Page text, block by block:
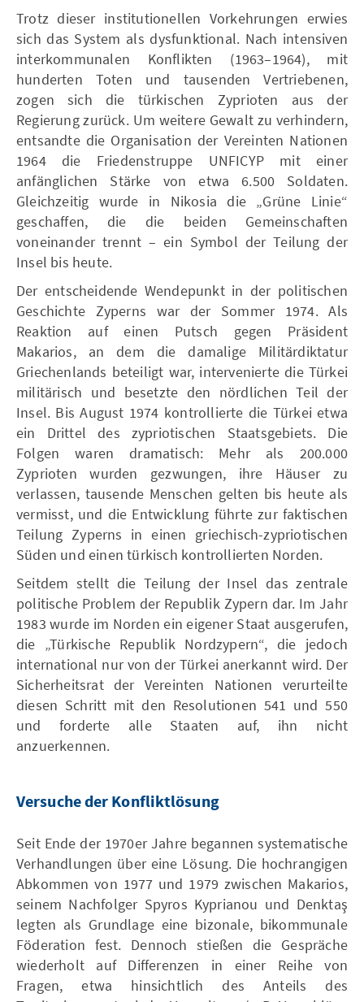
Trotz dieser institutionellen Vorkehrungen erwies
sich das System als dysfunktional. Nach intensiven
interkommunalen Konflikten (1963–1964), mit
hunderten Toten und tausenden Vertriebenen,
zogen sich die türkischen Zyprioten aus der
Regierung zurück. Um weitere Gewalt zu verhindern,
entsandte die Organisation der Vereinten Nationen
1964 die Friedenstruppe UNFICYP mit einer
anfänglichen Stärke von etwa 6.500 Soldaten.
Gleichzeitig wurde in Nikosia die „Grüne Linie“
geschaffen, die die beiden Gemeinschaften
voneinander trennt – ein Symbol der Teilung der
Insel bis heute.
Der entscheidende Wendepunkt in der politischen
Geschichte Zyperns war der Sommer 1974. Als
Reaktion auf einen Putsch gegen Präsident
Makarios, an dem die damalige Militärdiktatur
Griechenlands beteiligt war, intervenierte die Türkei
militärisch und besetzte den nördlichen Teil der
Insel. Bis August 1974 kontrollierte die Türkei etwa
ein Drittel des zypriotischen Staatsgebiets. Die
Folgen waren dramatisch: Mehr als 200.000
Zyprioten wurden gezwungen, ihre Häuser zu
verlassen, tausende Menschen gelten bis heute als
vermisst, und die Entwicklung führte zur faktischen
Teilung Zyperns in einen griechisch-zypriotischen
Süden und einen türkisch kontrollierten Norden.
Seitdem stellt die Teilung der Insel das zentrale
politische Problem der Republik Zypern dar. Im Jahr
1983 wurde im Norden ein eigener Staat ausgerufen,
die „Türkische Republik Nordzypern“, die jedoch
international nur von der Türkei anerkannt wird. Der
Sicherheitsrat der Vereinten Nationen verurteilte
diesen Schritt mit den Resolutionen 541 und 550
und forderte alle Staaten auf, ihn nicht
anzuerkennen.
Versuche der Konfliktlösung
Seit Ende der 1970er Jahre begannen systematische
Verhandlungen über eine Lösung. Die hochrangigen
Abkommen von 1977 und 1979 zwischen Makarios,
seinem Nachfolger Spyros Kyprianou und Denktaş
legten als Grundlage eine bizonale, bikommunale
Föderation fest. Dennoch stießen die Gespräche
wiederholt auf Differenzen in einer Reihe von
Fragen, etwa hinsichtlich des Anteils des